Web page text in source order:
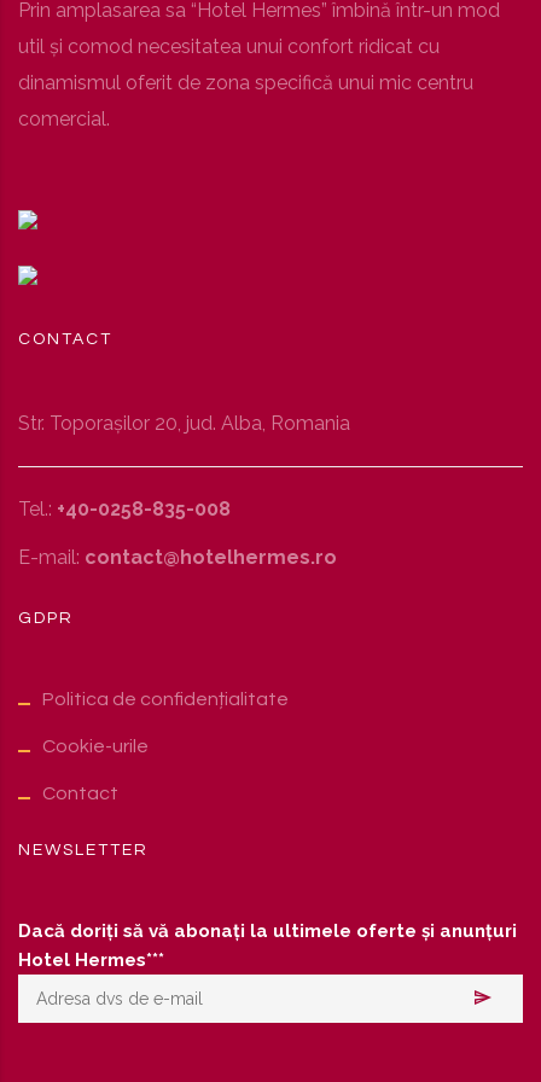
Prin amplasarea sa “Hotel Hermes” îmbină într-un mod
util şi comod necesitatea unui confort ridicat cu
dinamismul oferit de zona specifică unui mic centru
comercial.
CONTACT
Str. Toporaşilor 20, jud. Alba, Romania
Tel.: +40-0258-835-008
E-mail: contact@hotelhermes.ro
GDPR
Politica de confidențialitate
Cookie-urile
Contact
NEWSLETTER
Dacă doriți să vă abonați la ultimele oferte și anunțuri
Hotel Hermes***